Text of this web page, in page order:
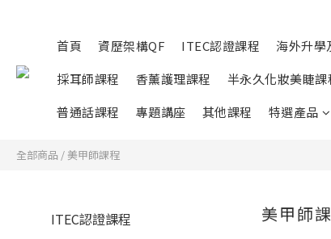
首頁 資歷架構QF ITEC認證課程 海外升學
採耳師課程
香薰護理課程 半永久化妝美睫課
普通話課程
專題講座 其他課程 特選產品
全部商品 / 美甲師課程
ITEC認證課程
美甲師